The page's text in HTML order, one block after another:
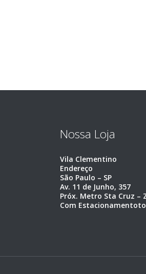
Nossa Loja
Vila Clementino
Endereço
São Paulo – SP
Av. 11 de Junho, 357
Próx. Metro Sta Cruz –
Com Estacionamentoto